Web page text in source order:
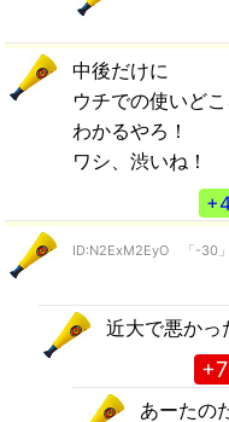
中後だけに
ウチでの使いど
わかるやろ！
ワシ、渋いね！
ID:N2ExM2EyO 「-30
近大で悪かっ
あーたの